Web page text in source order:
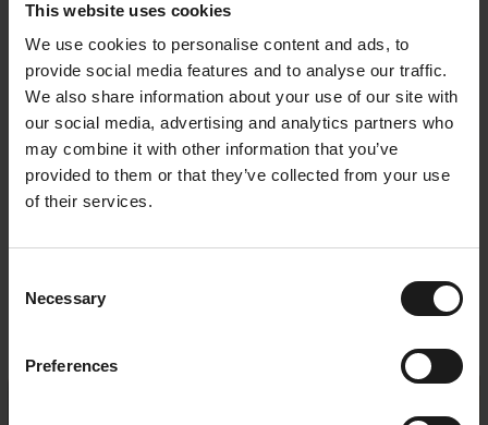
This website uses cookies
We use cookies to personalise content and ads, to
provide social media features and to analyse our traffic.
We also share information about your use of our site with
our social media, advertising and analytics partners who
may combine it with other information that you’ve
provided to them or that they’ve collected from your use
of their services.
Selection
Necessary
Preferences